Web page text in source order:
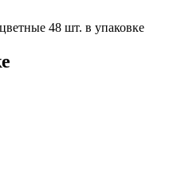
48 шт. в упаковке